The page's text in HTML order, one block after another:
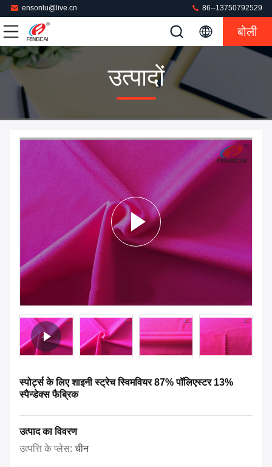
ensonlu@live.cn 86--13750792529
बोली
उत्पादों
स्पोर्ट्स के लिए शाइनी स्ट्रेच स्विमवियर 87% पॉलिएस्टर 13%
स्पैन्डेक्स फैब्रिक
उत्पाद का विवरण
उत्पत्ति के प्लेस:चीन